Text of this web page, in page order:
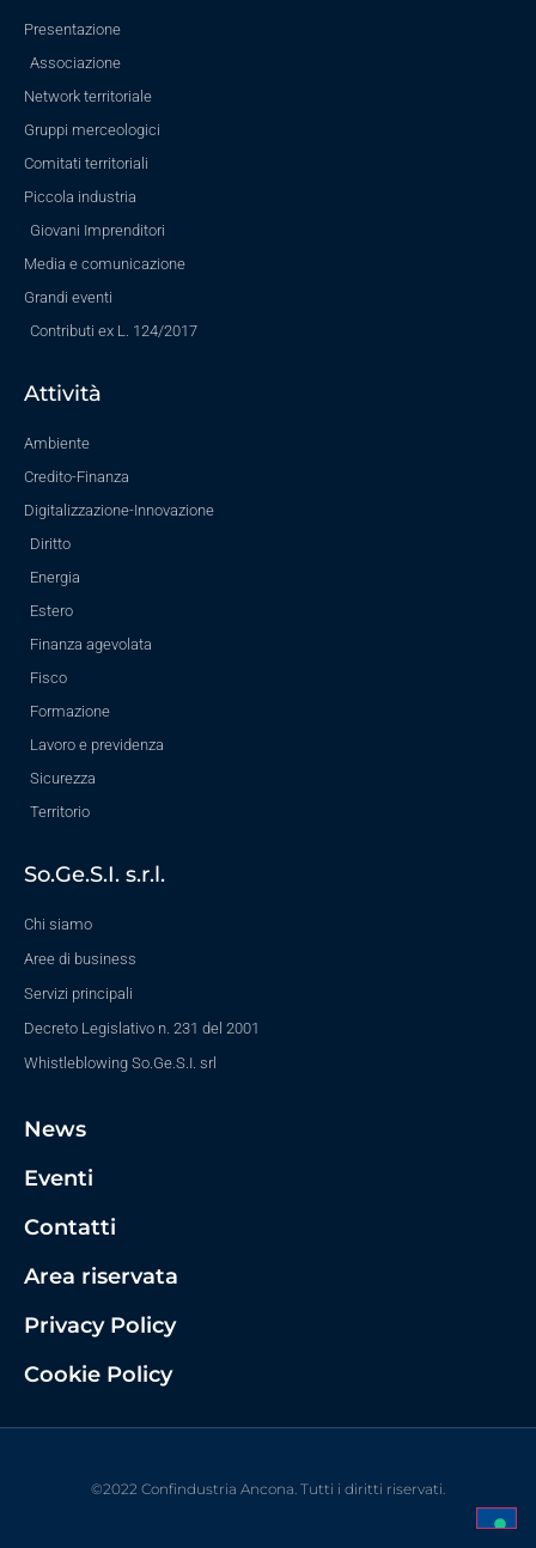
Presentazione
Associazione
Network territoriale
Gruppi merceologici
Comitati territoriali
Piccola industria
Giovani Imprenditori
Media e comunicazione
Grandi eventi
Contributi ex L. 124/2017
Attività
Ambiente
Credito-Finanza
Digitalizzazione-Innovazione
Diritto
Energia
Estero
Finanza agevolata
Fisco
Formazione
Lavoro e previdenza
Sicurezza
Territorio
So.Ge.S.I. s.r.l.
Chi siamo
Aree di business
Servizi principali
Decreto Legislativo n. 231 del 2001
Whistleblowing So.Ge.S.I. srl
News
Eventi
Contatti
Area riservata
Privacy Policy
Cookie Policy
©2022 Confindustria Ancona. Tutti i diritti riservati.